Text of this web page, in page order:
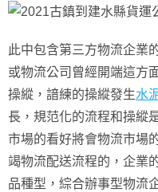
此中包含第三方物流企業
或物流公司曾經開端這方
操縱，諳練的操縱發生水
長，規范化的流程和操縱
市場的看好將會物流市場
竭物流配送流程的，企業
品種型，綜合辦事型物流